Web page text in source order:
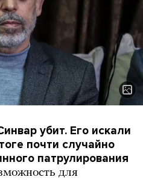
убит. Его искали
почти случайно
патрулирования
для